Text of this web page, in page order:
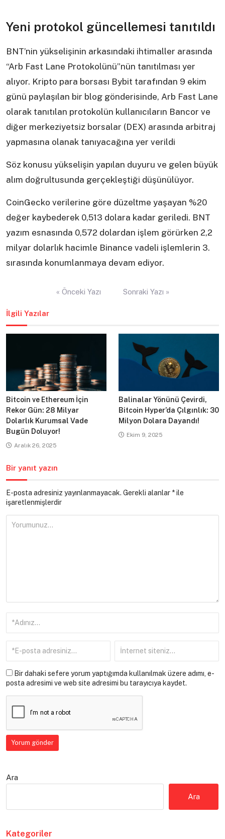
Yeni protokol güncellemesi tanıtıldı
BNT’nin yükselişinin arkasındaki ihtimaller arasında
“Arb Fast Lane Protokolünü”nün tanıtılması yer
alıyor. Kripto para borsası Bybit tarafından 9 ekim
günü paylaşılan bir blog gönderisinde, Arb Fast Lane
olarak tanıtılan protokolün kullanıcıların Bancor ve
diğer merkeziyetsiz borsalar (DEX) arasında arbitraj
yapmasına olanak tanıyacağına yer verildi
Söz konusu yükselişin yapılan duyuru ve gelen büyük
alım doğrultusunda gerçekleştiği düşünülüyor.
CoinGecko verilerine göre düzeltme yaşayan %20
değer kaybederek 0,513 dolara kadar geriledi. BNT
yazım esnasında 0,572 dolardan işlem görürken 2,2
milyar dolarlık hacimle Binance vadeli işlemlerin 3.
sırasında konumlanmaya devam ediyor.
« Önceki Yazı Sonraki Yazı »
İlgili Yazılar
Bitcoin ve Ethereum İçin
Rekor Gün: 28 Milyar
Dolarlık Kurumsal Vade
Bugün Doluyor!
Aralık 26, 2025
Balinalar Yönünü Çevirdi,
Bitcoin Hyper’da Çılgınlık: 30
Milyon Dolara Dayandı!
Ekim 9, 2025
Bir yanıt yazın
E-posta adresiniz yayınlanmayacak. Gerekli alanlar *ile
işaretlenmişlerdir
Bir dahaki sefere yorum yaptığımda kullanılmak üzere adımı, e-
posta adresimi ve web site adresimi bu tarayıcıya kaydet.
Ara
Ara
Kategoriler